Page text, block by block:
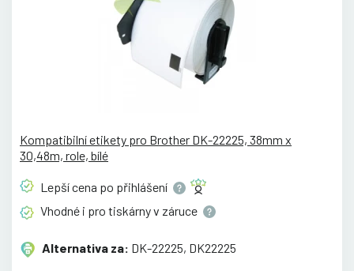
Kompatibilní etikety pro Brother DK-22225, 38mm x
30,48m, role, bílé
Lepší cena po přihlášení
Vhodné i pro tiskárny v záruce
Alternativa za: DK-22225, DK22225